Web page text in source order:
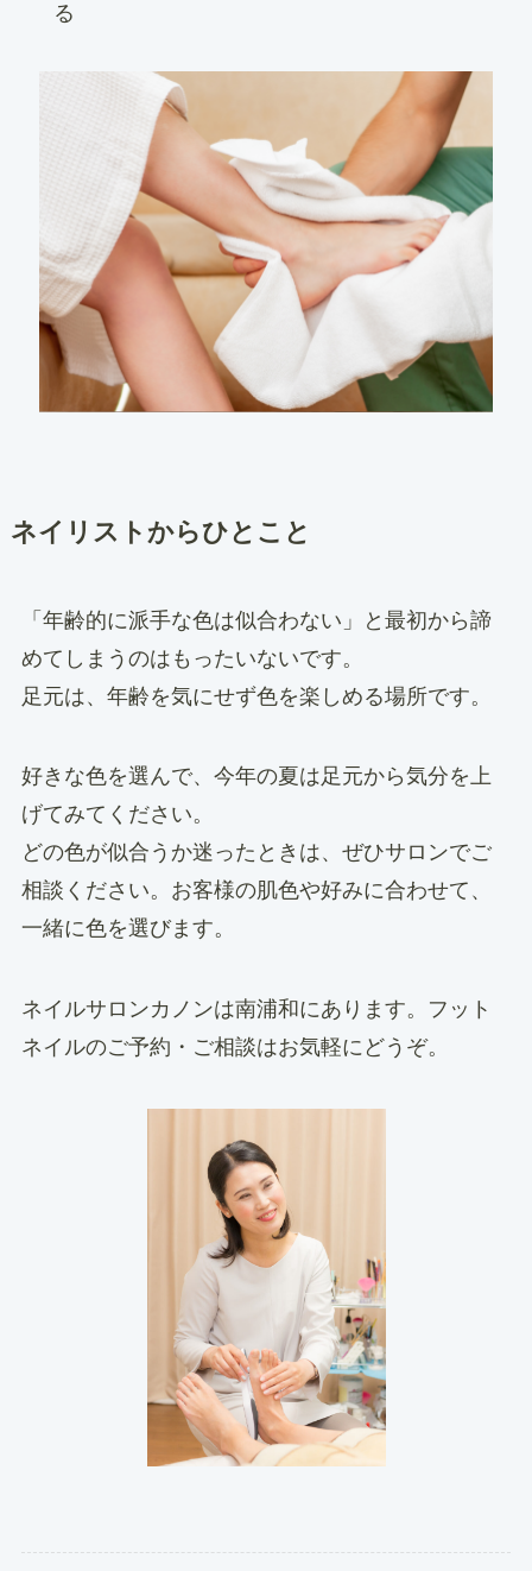
る
ネイリストからひとこと
「年齢的に派手な色は似合わない」と最初から諦
めてしまうのはもったいないです。
足元は、年齢を気にせず色を楽しめる場所です。
好きな色を選んで、今年の夏は足元から気分を上
げてみてください。
どの色が似合うか迷ったときは、ぜひサロンでご
相談ください。お客様の肌色や好みに合わせて、
一緒に色を選びます。
ネイルサロンカノンは南浦和にあります。フット
ネイルのご予約・ご相談はお気軽にどうぞ。